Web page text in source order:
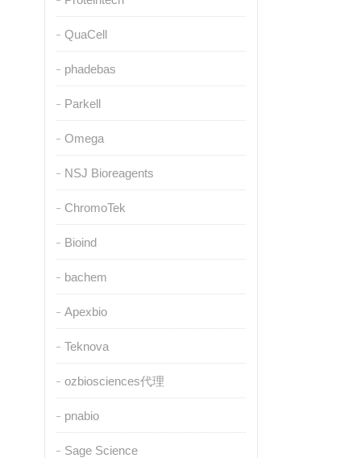
QuaCell
phadebas
Parkell
Omega
NSJ Bioreagents
ChromoTek
Bioind
bachem
Apexbio
Teknova
ozbiosciences代理
pnabio
Sage Science